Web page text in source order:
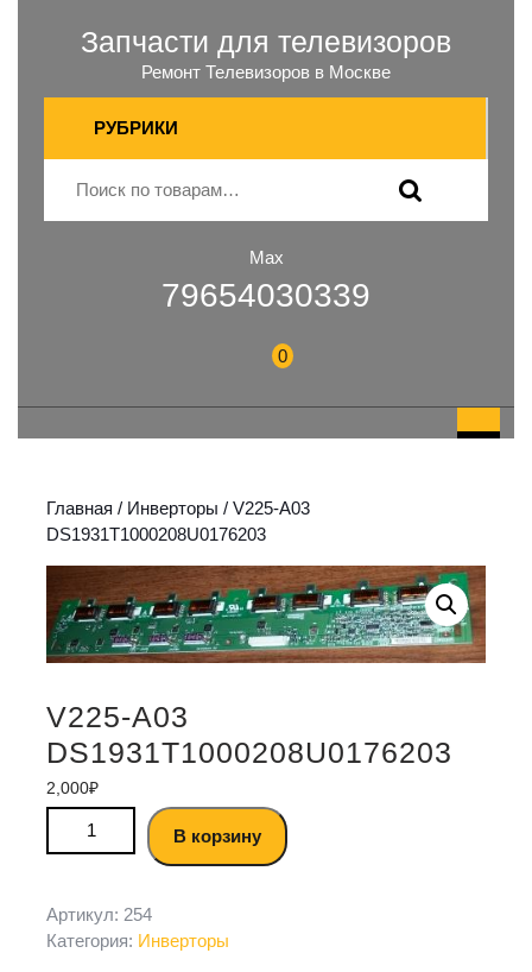
Запчасти для телевизоров
Ремонт Телевизоров в Москве
РУБРИКИ
Max
79654030339
0
Главная / Инверторы / V225-A03
DS1931T1000208U0176203
V225-A03
DS1931T1000208U0176203
2,000₽
В корзину
Артикул: 254
Категория: Инверторы